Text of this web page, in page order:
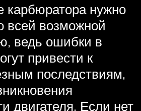
карбюратора нужно
всей возможной
ведь ошибки в
привести к
последствиям,
двигателя. Если нет